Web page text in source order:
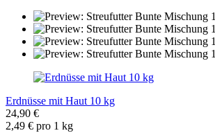
Erdnüsse mit Haut 10 kg
24,90 €
2,49 € pro 1 kg